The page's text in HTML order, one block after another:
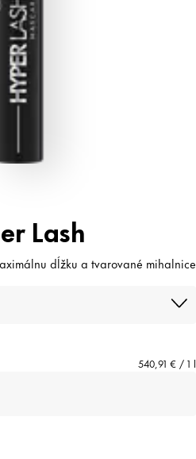
Lash
dĺžku a tvarované mihalnice
540,91 € / 1 l